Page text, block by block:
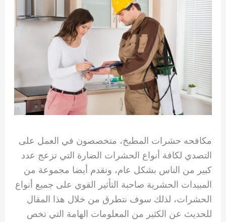
مكافحه حشرات المطبخ، متخصصون في العمل على
التصدي لكافة أنواع الحشرات الضارة التي تزعج عدد
كبير من الناس بشكل عام، ونقدم أيضا مجموعة من
المبيدات الحشرية صاحبة التأثير القوي على جميع أنواع
الحشرات، لذلك سوف نتطرق من خلال هذا المقال
للحديث عن الكثير من المعلومات الهامة التي تخص